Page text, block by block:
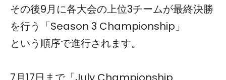
その後9月に各大会の上位3チームが最終決勝
を行う「Season 3 Championship」
という順序で進行されます。